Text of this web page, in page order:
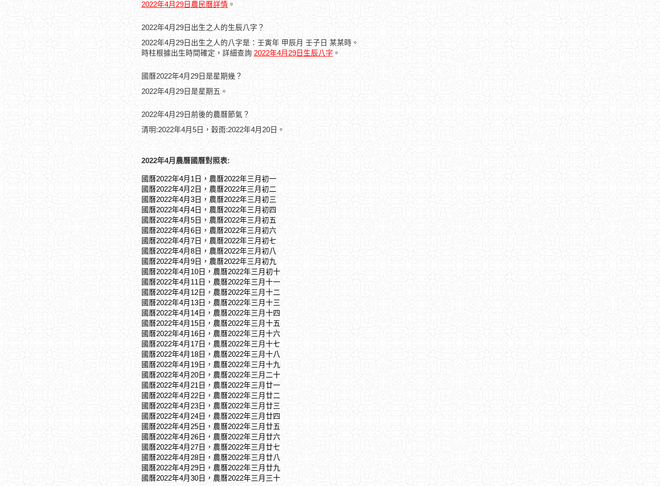
2022年4月29日農民曆詳情 。
2022年4月29日出生之人的生辰八字？
2022年4月29日出生之人的八字是：壬寅年 甲辰月 壬子日 某某時。
時柱根據出生時間確定，詳細查詢 2022年4月29日生辰八字 。
國曆2022年4月29日是星期幾？
2022年4月29日是星期五。
2022年4月29日前後的農曆節氣？
清明:2022年4月5日，穀雨:2022年4月20日。
2022年4月農曆國曆對照表:
國曆2022年4月1日，農曆2022年三月初一
國曆2022年4月2日，農曆2022年三月初二
國曆2022年4月3日，農曆2022年三月初三
國曆2022年4月4日，農曆2022年三月初四
國曆2022年4月5日，農曆2022年三月初五
國曆2022年4月6日，農曆2022年三月初六
國曆2022年4月7日，農曆2022年三月初七
國曆2022年4月8日，農曆2022年三月初八
國曆2022年4月9日，農曆2022年三月初九
國曆2022年4月10日，農曆2022年三月初十
國曆2022年4月11日，農曆2022年三月十一
國曆2022年4月12日，農曆2022年三月十二
國曆2022年4月13日，農曆2022年三月十三
國曆2022年4月14日，農曆2022年三月十四
國曆2022年4月15日，農曆2022年三月十五
國曆2022年4月16日，農曆2022年三月十六
國曆2022年4月17日，農曆2022年三月十七
國曆2022年4月18日，農曆2022年三月十八
國曆2022年4月19日，農曆2022年三月十九
國曆2022年4月20日，農曆2022年三月二十
國曆2022年4月21日，農曆2022年三月廿一
國曆2022年4月22日，農曆2022年三月廿二
國曆2022年4月23日，農曆2022年三月廿三
國曆2022年4月24日，農曆2022年三月廿四
國曆2022年4月25日，農曆2022年三月廿五
國曆2022年4月26日，農曆2022年三月廿六
國曆2022年4月27日，農曆2022年三月廿七
國曆2022年4月28日，農曆2022年三月廿八
國曆2022年4月29日，農曆2022年三月廿九
國曆2022年4月30日，農曆2022年三月三十